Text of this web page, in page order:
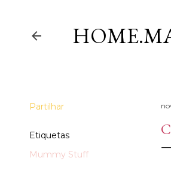
Partilhar
Etiquetas
Mummy Stuff